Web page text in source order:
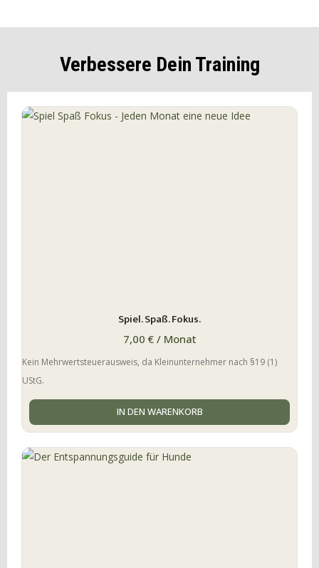
Verbessere Dein Training
Spiel. Spaß. Fokus.
7,00 €/ Monat
Kein Mehrwertsteuerausweis, da Kleinunternehmer nach §19 (1)
UStG.
IN DEN WARENKORB